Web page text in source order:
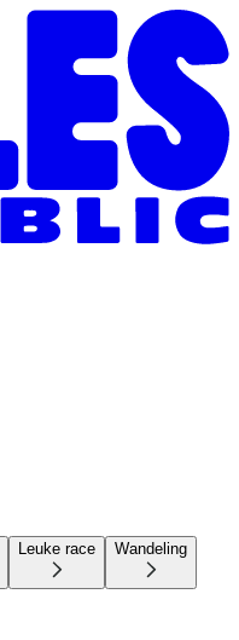
Leuke race Wandeling